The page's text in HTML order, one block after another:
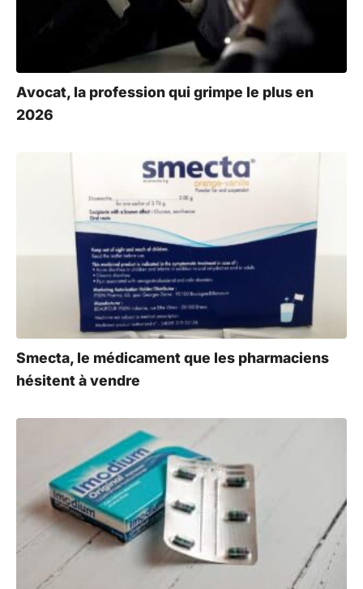
Avocat, la profession qui grimpe le plus en
2026
Smecta, le médicament que les pharmaciens
hésitent à vendre